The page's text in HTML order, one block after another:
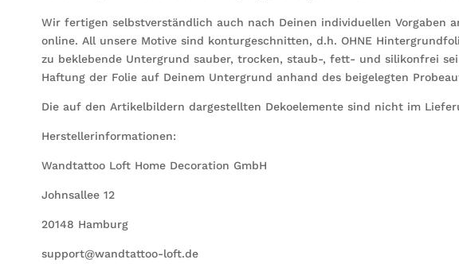
Wir fertigen selbstverständlich auch nach Deinen individuellen Vorgaben
online. All unsere Motive sind konturgeschnitten, d.h. OHNE
zu beklebende Untergrund sauber, trocken, staub-, fett- und silikonfrei
Haftung der Folie auf Deinem Untergrund anhand des beigelegten
Die auf den Artikelbildern dargestellten Dekoelemente sind nicht im
Herstellerinformationen:
Wandtattoo Loft Home Decoration GmbH
Johnsallee 12
20148 Hamburg
support@wandtattoo-loft.de